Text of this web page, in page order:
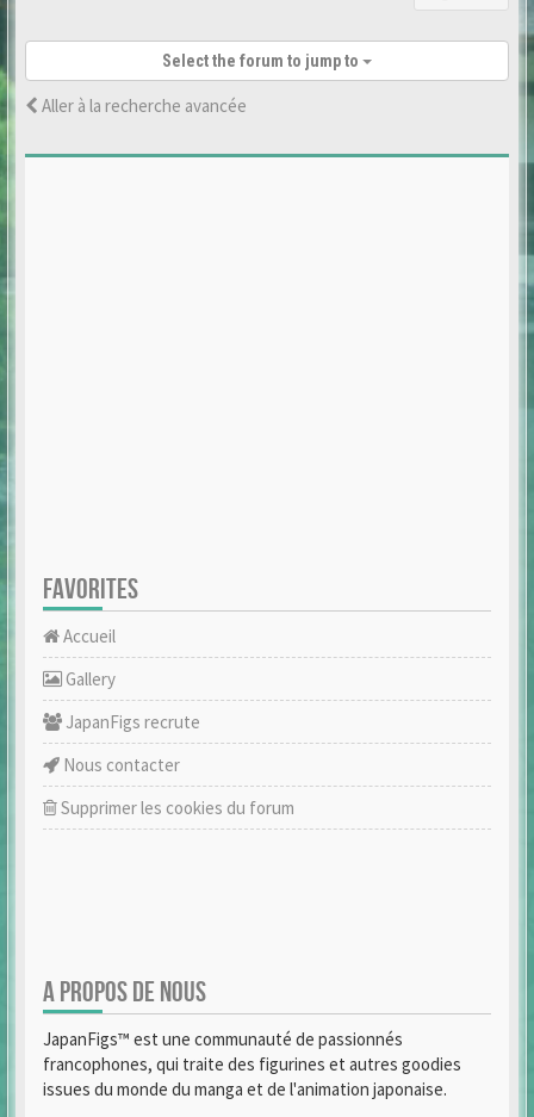
Select the forum to jump to
Aller à la recherche avancée
FAVORITES
Accueil
Gallery
JapanFigs recrute
Nous contacter
Supprimer les cookies du forum
A PROPOS DE NOUS
JapanFigs™ est une communauté de passionnés
francophones, qui traite des figurines et autres goodies
issues du monde du manga et de l'animation japonaise.